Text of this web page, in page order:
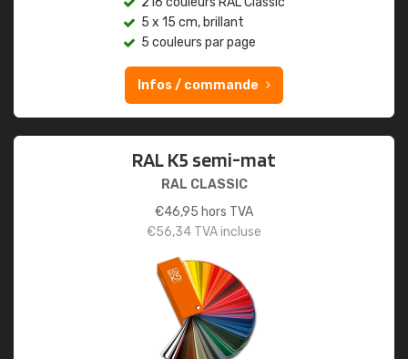
5 x 15 cm, brillant
5 couleurs par page
Infos / commande
RAL K5 semi-mat
RAL CLASSIC
€46,95 hors TVA
€56,34 TVA incluse